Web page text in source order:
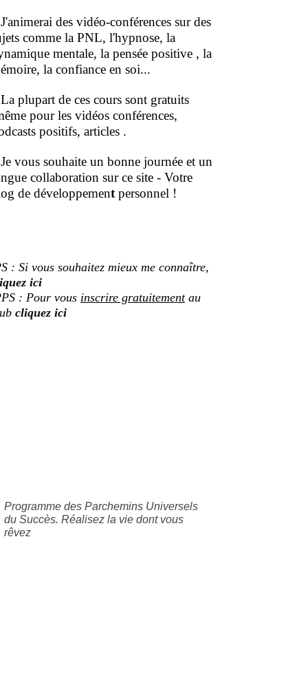
des vidéo-conférences sur des
comme la PNL, l'hypnose, la
mentale, la pensée positive , la
la confiance en soi...
plupart de ces cours sont gratuits
pour les vidéos conférences,
positifs, articles .
vous souhaite un bonne journée et un
collaboration sur ce site - Votre
de développement personnel !
: Si vous souhaitez mieux me connaître,
ici
: Pour vous inscrire gratuitementau
cliquez ici
Programme des Parchemins Universels
du Succès. Réalisez la vie dont vous
rêvez